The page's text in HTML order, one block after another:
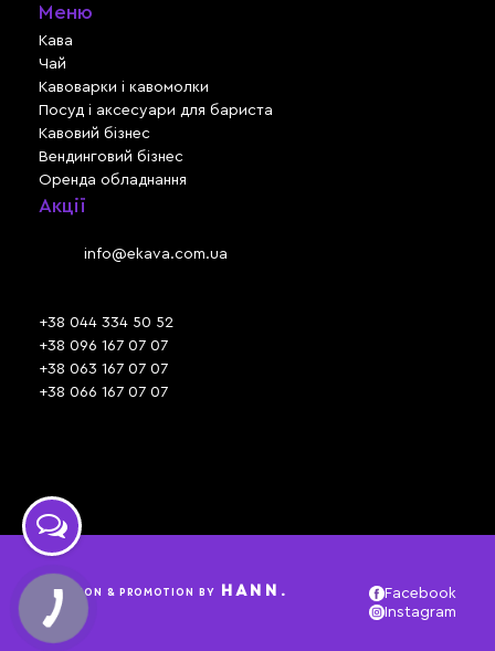
Меню
Кава
Чай
Кавоварки і кавомолки
Посуд і аксесуари для бариста
Кавовий бізнес
Вендинговий бізнес
Оренда обладнання
Акції
info@ekava.com.ua
+38 044 334 50 52
+38 096 167 07 07
+38 063 167 07 07
+38 066 167 07 07
CREATION & PROMOTION BY HANN.
Facebook
Instagram